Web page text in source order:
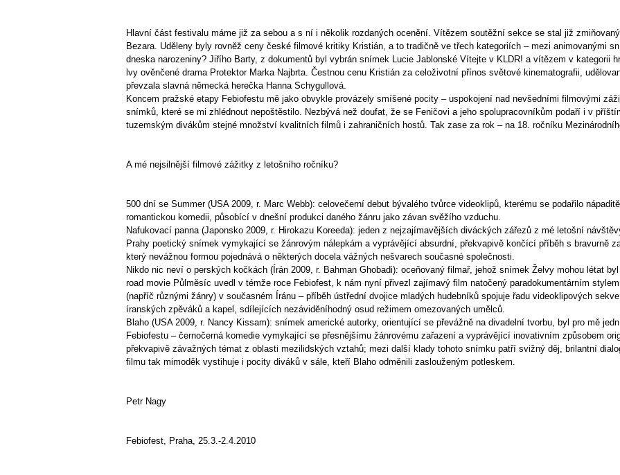
Hlavní část festivalu máme již za sebou a s ní i několik rozdaných ocenění. Vítězem soutěžní sekce se stal již
Bezara. Uděleny byly rovněž ceny české filmové kritiky Kristián, a to tradičně ve třech kategoriích – mezi animovanými
dneska narozeniny? Jiřího Barty, z dokumentů byl vybrán snímek Lucie Jablonské Vítejte v KLDR! a vítězem v kategorii
lvy ověnčené drama Protektor Marka Najbrta. Čestnou cenu Kristián za celoživotní přínos světové kinematografii,
převzala slavná německá herečka Hanna Schygullová.
Koncem pražské etapy Febiofestu mě jako obvykle provázely smíšené pocity – uspokojení nad nevšedními filmovými
snímků, které se mi zhlédnout nepoštěstilo. Nezbývá než doufat, že se Feničovi a jeho spolupracovníkům podaří i v
tuzemským divákům stejné množství kvalitních filmů i zahraničních hostů. Tak zase za rok – na 18. ročníku
A mé nejsilnější filmové zážitky z letošního ročníku?
500 dní se Summer (USA 2009, r. Marc Webb): celovečerní debut bývalého tvůrce videoklipů, kterému se podařilo
romantickou komedii, působící v dnešní produkci daného žánru jako závan svěžího vzduchu.
Nafukovací panna (Japonsko 2009, r. Hirokazu Koreeda): jeden z nejzajímavějších diváckých zářezů z mé letošní
Prahy poetický snímek vymykající se žánrovým nálepkám a vyprávějící absurdní, překvapivě končící příběh s bravurně
který nevážnou formou pojednává o některých docela vážných nešvarech současné společnosti.
Nikdo nic neví o perských kočkách (Írán 2009, r. Bahman Ghobadi): oceňovaný filmař, jehož snímek Želvy mohou létat
road movie Půlměsíc uvedl v témže roce Febiofest, k nám nyní přivezl zajímavý film natočený paradokumentárním
(napříč různými žánry) v současném Íránu – příběh ústřední dvojice mladých hudebníků spojuje řadu videoklipových
íranských zpěváků a kapel, sdílejících nezáviděníhodný osud režimem omezovaných umělců.
Blaho (USA 2009, r. Nancy Kissam): snímek americké autorky, orientující se převážně na divadelní tvorbu, byl pro mě
Febiofestu – černočerná komedie vymykající se přesnějšímu žánrovému zařazení a vyprávějící inovativním způsobem
překvapivě závažných témat z oblasti mezilidských vztahů; mezi další klady tohoto snímku patří svižný děj, brilantní
filmu tak mimoděk vystihuje i pocity diváků v sále, kteří Blaho odměnili zaslouženým potleskem.
Petr Nagy
Febiofest, Praha, 25.3.-2.4.2010